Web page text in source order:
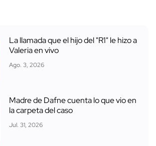
La llamada que el hijo del "R1" le hizo a
Valeria en vivo
Ago. 3, 2026
Madre de Dafne cuenta lo que vio en
la carpeta del caso
Jul. 31, 2026